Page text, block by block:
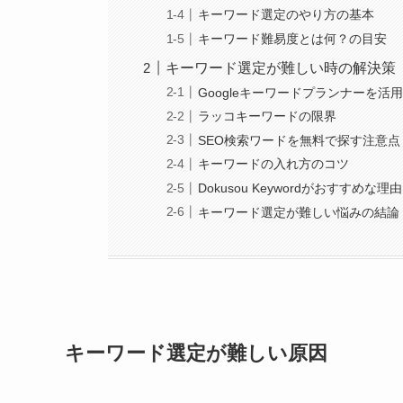
キーワード選定のやり方の基本
キーワード難易度とは何？の目安
キーワード選定が難しい時の解決策
Googleキーワードプランナーを活用
ラッコキーワードの限界
SEO検索ワードを無料で探す注意点
キーワードの入れ方のコツ
Dokusou Keywordがおすすめな理由
キーワード選定が難しい悩みの結論
キーワード選定が難しい原因